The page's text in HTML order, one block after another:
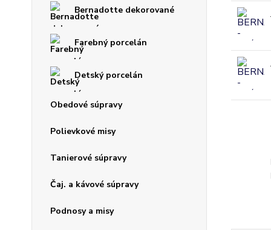
Bernadotte dekorované
Farebný porcelán
Detský porcelán
Obedové súpravy
Polievkové misy
Tanierové súpravy
Čaj. a kávové súpravy
Podnosy a misy